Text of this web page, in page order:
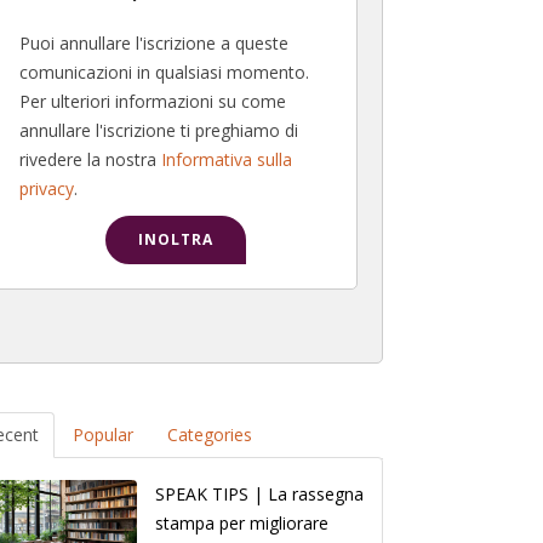
Puoi annullare l'iscrizione a queste
comunicazioni in qualsiasi momento.
Per ulteriori informazioni su come
annullare l'iscrizione ti preghiamo di
rivedere la nostra Informativa sulla
privacy.
Popular Categories
SPEAK TIPS | La rassegna
stampa per migliorare